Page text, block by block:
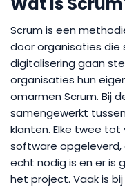
Scrum is een
door organisaties die
digitalisering gaan
organisaties hun
omarmen Scrum. Bij
samengewerkt
klanten. Elke twee tot
software
echt nodig is en er is
het project. Vaak is